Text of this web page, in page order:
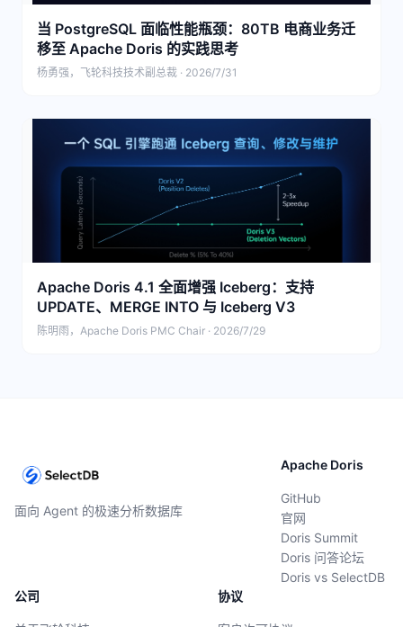
当 PostgreSQL 面临性能瓶颈：80TB 电商业务迁
移至 Apache Doris 的实践思考
杨勇强，飞轮科技技术副总裁 · 2026/7/31
Apache Doris 4.1 全面增强 Iceberg：支持
UPDATE、MERGE INTO 与 Iceberg V3
陈明雨，Apache Doris PMC Chair · 2026/7/29
面向 Agent 的极速分析数据库
Apache Doris
GitHub
官网
Doris Summit
Doris 问答论坛
Doris vs SelectDB
公司
协议